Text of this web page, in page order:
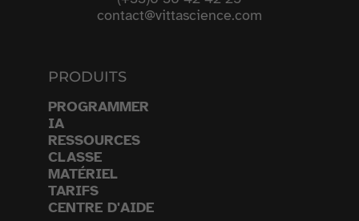
contact@vittascience.com
PRODUITS
PROGRAMMER
IA
RESSOURCES
CLASSE
MATÉRIEL
TARIFS
CENTRE D'AIDE